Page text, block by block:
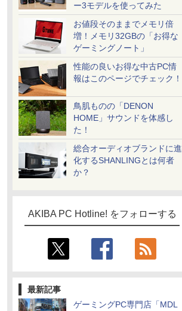
ー3モデルを使ってみた
お値段そのままでメモリ倍
増！メモリ32GBの「お得な
ゲーミングノート」
性能の良いお得な中古PC情
報はこのページでチェック！
鳥肌ものの「DENON
HOME」サウンドを体感し
た！
総合オーディオブランドに進
化するSHANLINGとは何者
か？
AKIBA PC Hotline! をフォローする
最新記事
ゲーミングPC専門店「MDL